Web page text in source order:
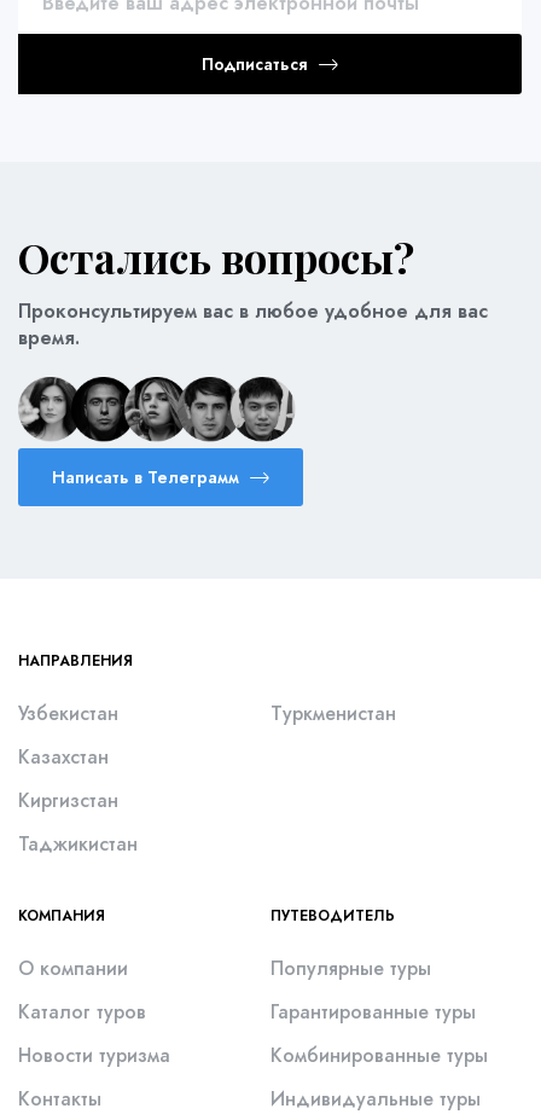
Подписаться
Остались вопросы?
Проконсультируем вас в любое удобное для вас
время.
Написать в Телеграмм
НАПРАВЛЕНИЯ
Узбекистан
Казахстан
Киргизстан
Таджикистан
Туркменистан
КОМПАНИЯ
О компании
Каталог туров
Новости туризма
Контакты
ПУТЕВОДИТЕЛЬ
Популярные туры
Гарантированные туры
Комбинированные туры
Индивидуальные туры